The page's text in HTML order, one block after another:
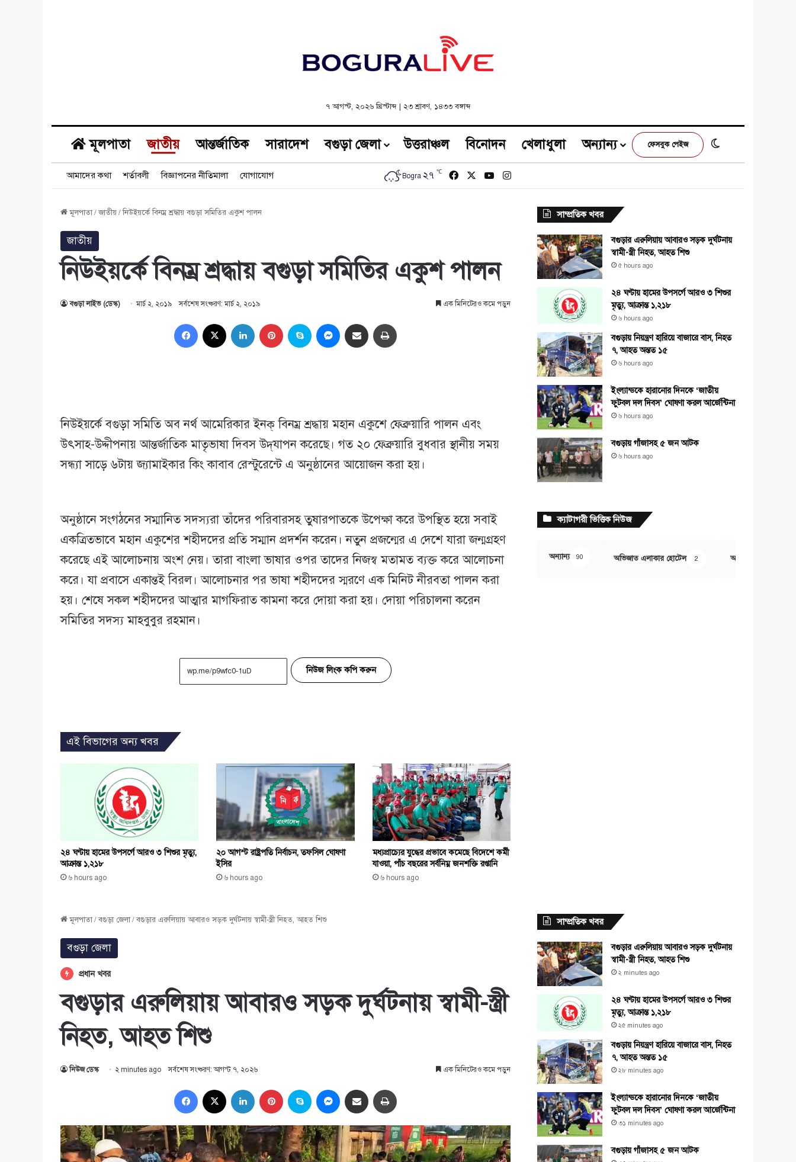
৭ আগস্ট, ২০২৬ খ্রিস্টাব্দ| ২৩ শ্রাবণ, ১৪৩৩ বঙ্গাব্দ
মূলপাতা জাতীয় আন্তর্জাতিক সারাদেশ বগুড়া জেলা উত্তরাঞ্চল বিনোদন খেলাধুলা অন্যান্য ফেসবুক পেইজ
আমাদের কথা শর্তাবলী বিজ্ঞাপনের নীতিমালা যোগাযোগ Bogra ২৭ ℃ FacebookYouTubeInstagram
মূলপাতা/জাতীয়/নিউইয়র্কে বিনম্র শ্রদ্ধায় বগুড়া সমিতির একুশ পালন
জাতীয়
নিউইয়র্কে বিনম্র শ্রদ্ধায় বগুড়া সমিতির একুশ পালন
বগুড়া লাইভ (ডেস্ক) মার্চ ২, ২০১৯ সর্বশেষ সংষ্করণ: মার্চ ২, ২০১৯ এক মিনিটেরও কমে পড়ুন
Facebook LinkedIn Pinterest Skype MessengerShare via Email
নিউইয়র্কে বগুড়া সমিতি অব নর্থ আমেরিকার ইনক্ বিনম্র শ্রদ্ধায় মহান একুশে ফেব্রুয়ারি পালন এবং
উৎসাহ-উদ্দীপনায় আন্তর্জাতিক মাতৃভাষা দিবস উদ্‌যাপন করেছে। গত ২০ ফেব্রুয়ারি বুধবার স্থানীয় সময়
সন্ধ্যা সাড়ে ৬টায় জ্যামাইকার কিং কাবাব রেস্টুরেন্টে এ অনুষ্ঠানের আয়োজন করা হয়।
অনুষ্ঠানে সংগঠনের সম্মানিত সদস্যরা তাঁদের পরিবারসহ তুষারপাতকে উপেক্ষা করে উপস্থিত হয়ে সবাই
একত্রিতভাবে মহান একুশের শহীদদের প্রতি সম্মান প্রদর্শন করেন। নতুন প্রজন্মের এ দেশে যারা জন্মগ্রহণ
করেছে এই আলোচনায় অংশ নেয়। তারা বাংলা ভাষার ওপর তাদের নিজস্ব মতামত ব্যক্ত করে আলোচনা
করে। যা প্রবাসে একান্তই বিরল। আলোচনার পর ভাষা শহীদদের স্মরণে এক মিনিট নীরবতা পালন করা
হয়। শেষে সকল শহীদদের আত্মার মাগফিরাত কামনা করে দোয়া করা হয়। দোয়া পরিচালনা করেন
সমিতির সদস্য মাহবুবুর রহমান।
নিউজ লিংক কপি করুন
এই বিভাগের অন্য খবর
২৪ ঘণ্টায় হামের উপসর্গে আরও ৩ শিশুর মৃত্যু,
আক্রান্ত ১,২১৮
৬ hours ago
২০ আগস্ট রাষ্ট্রপতি নির্বাচন, তফসিল ঘোষণা
ইসির
৬ hours ago
মধ্যপ্রাচ্যের যুদ্ধের প্রভাবে কমেছে বিদেশে কর্মী
যাওয়া, পাঁচ বছরের সর্বনিম্ন জনশক্তি রপ্তানি
৬ hours ago
সাম্প্রতিক খবর
বগুড়ার এরুলিয়ায় আবারও সড়ক দুর্ঘটনায়
স্বামী-স্ত্রী নিহত, আহত শিশু
৫ hours ago
২৪ ঘণ্টায় হামের উপসর্গে আরও ৩ শিশুর
মৃত্যু, আক্রান্ত ১,২১৮
৬ hours ago
বগুড়ায় নিয়ন্ত্রণ হারিয়ে বাজারে বাস, নিহত
৭, আহত অন্তত ১৫
৬ hours ago
ইংল্যান্ডকে হারানোর দিনকে ‘জাতীয়
ফুটবল দল দিবস’ ঘোষণা করল আর্জেন্টিনা
৬ hours ago
বগুড়ায় গাঁজাসহ ৫ জন আটক
৬ hours ago
ক্যাটাগরী ভিত্তিক নিউজ
অন্যান্য 90 অভিজাত এলাকার হোটেল 2 অর্থ ও বানিজ্য